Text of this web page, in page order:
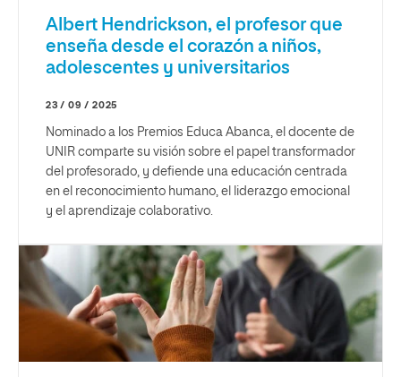
Albert Hendrickson, el profesor que
enseña desde el corazón a niños,
adolescentes y universitarios
23 / 09 / 2025
Nominado a los Premios Educa Abanca, el docente de
UNIR comparte su visión sobre el papel transformador
del profesorado, y defiende una educación centrada
en el reconocimiento humano, el liderazgo emocional
y el aprendizaje colaborativo.